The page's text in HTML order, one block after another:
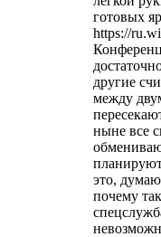
готовых
https://
другие
между
ныне все
это,
почему